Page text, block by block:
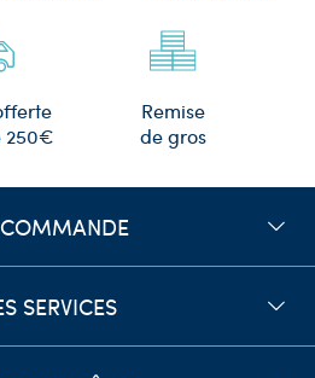
250€
Remise
de gros
SERVICES